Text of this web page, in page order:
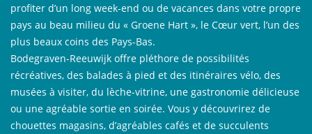
profiter d’un long week-end ou de vacances dans votre propre
pays au beau milieu du « Groene Hart », le Cœur vert, l’un des
plus beaux coins des Pays-Bas.
Bodegraven-Reeuwijk offre pléthore de possibilités
récréatives, des balades à pied et des itinéraires vélo, des
musées à visiter, du lèche-vitrine, une gastronomie délicieuse
ou une agréable sortie en soirée. Vous y découvrirez de
chouettes magasins, d’agréables cafés et de succulents